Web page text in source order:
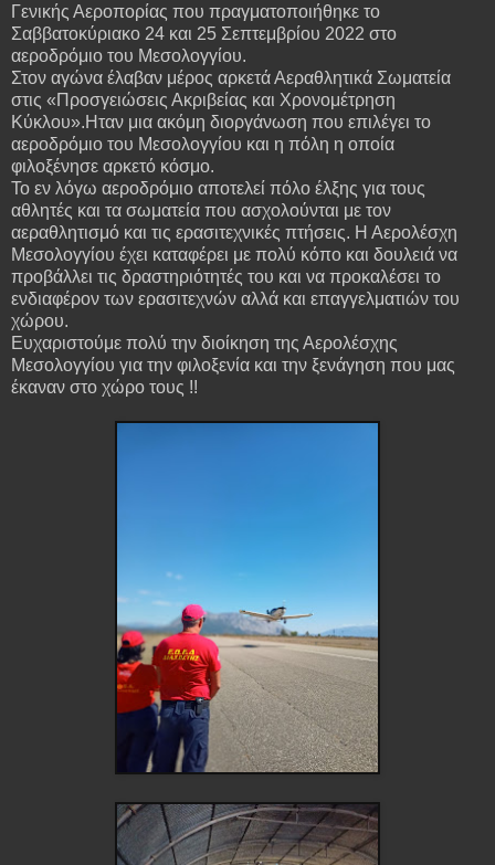
Γενικής Αεροπορίας που πραγματοποιήθηκε το
Σαββατοκύριακο 24 και 25 Σεπτεμβρίου 2022 στο
αεροδρόμιο του Μεσολογγίου.
Στον αγώνα έλαβαν μέρος αρκετά Αεραθλητικά Σωματεία
στις «Προσγειώσεις Ακριβείας και Χρονομέτρηση
Κύκλου».Ηταν μια ακόμη διοργάνωση που επιλέγει το
αεροδρόμιο του Μεσολογγίου και η πόλη η οποία
φιλοξένησε αρκετό κόσμο.
Το εν λόγω αεροδρόμιο αποτελεί πόλο έλξης για τους
αθλητές και τα σωματεία που ασχολούνται με τον
αεραθλητισμό και τις ερασιτεχνικές πτήσεις. Η Αερολέσχη
Μεσολογγίου έχει καταφέρει με πολύ κόπο και δουλειά να
προβάλλει τις δραστηριότητές του και να προκαλέσει το
ενδιαφέρον των ερασιτεχνών αλλά και επαγγελματιών του
χώρου.
Ευχαριστούμε πολύ την διοίκηση της Αερολέσχης
Μεσολογγίου για την φιλοξενία και την ξενάγηση που μας
έκαναν στο χώρο τους !!